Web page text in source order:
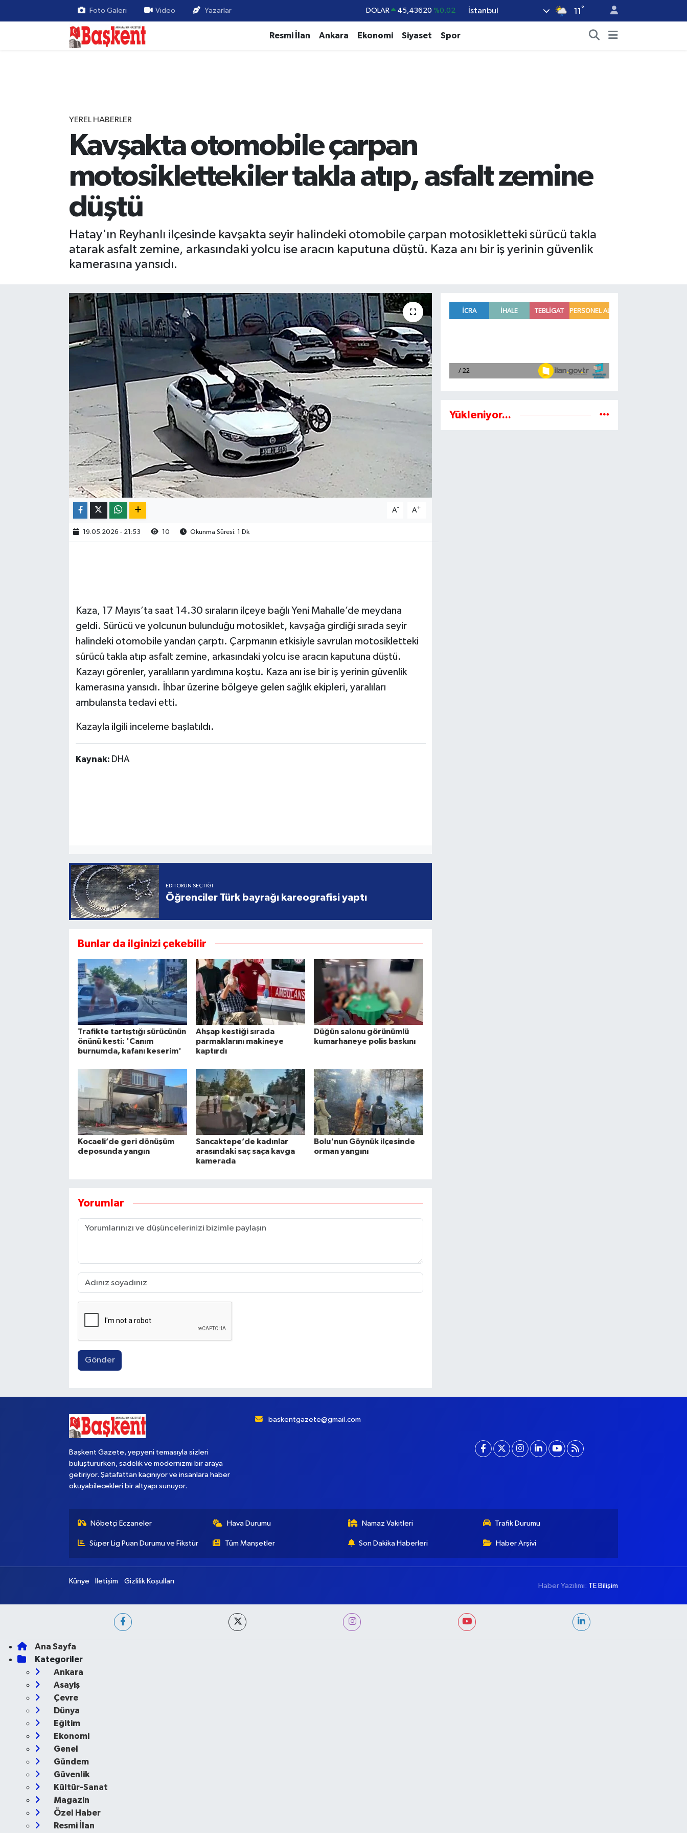
Foto Galeri Video Yazarlar DOLAR 45,43620 %0.02 İstanbul 11 °
Resmi İlan Ankara Ekonomi Siyaset Spor
YEREL HABERLER
Kavşakta otomobile çarpan
motosiklettekiler takla atıp, asfalt zemine
düştü
Hatay'ın Reyhanlı ilçesinde kavşakta seyir halindeki otomobile çarpan motosikletteki sürücü takla
atarak asfalt zemine, arkasındaki yolcu ise aracın kaputuna düştü. Kaza anı bir iş yerinin güvenlik
kamerasına yansıdı.
A- A+
19.05.2026 - 21:53 10 Okunma Süresi: 1 Dk
Kaza, 17 Mayıs’ta saat 14.30 sıraların ilçeye bağlı Yeni Mahalle’de meydana
geldi. Sürücü ve yolcunun bulunduğu motosiklet, kavşağa girdiği sırada seyir
halindeki otomobile yandan çarptı. Çarpmanın etkisiyle savrulan motosikletteki
sürücü takla atıp asfalt zemine, arkasındaki yolcu ise aracın kaputuna düştü.
Kazayı görenler, yaralıların yardımına koştu. Kaza anı ise bir iş yerinin güvenlik
kamerasına yansıdı. İhbar üzerine bölgeye gelen sağlık ekipleri, yaralıları
ambulansta tedavi etti.
Kazayla ilgili inceleme başlatıldı.
Kaynak: DHA
EDITÖRÜN SEÇTIĞI
Öğrenciler Türk bayrağı kareografisi yaptı
Bunlar da ilginizi çekebilir
Trafikte tartıştığı sürücünün
önünü kesti: 'Canım
burnumda, kafanı keserim'
Ahşap kestiği sırada
parmaklarını makineye
kaptırdı
Düğün salonu görünümlü
kumarhaneye polis baskını
Kocaeli’de geri dönüşüm
deposunda yangın
Sancaktepe’de kadınlar
arasındaki saç saça kavga
kamerada
Bolu'nun Göynük ilçesinde
orman yangını
Yorumlar
Gönder
Yükleniyor...
Başkent Gazete, yepyeni temasıyla sizleri
buluştururken, sadelik ve modernizmi bir araya
getiriyor. Şatafattan kaçınıyor ve insanlara haber
okuyabilecekleri bir altyapı sunuyor.
baskentgazete@gmail.com
Nöbetçi Eczaneler Hava Durumu Namaz Vakitleri Trafik Durumu
Süper Lig Puan Durumu ve Fikstür Tüm Manşetler Son Dakika Haberleri Haber Arşivi
Künye İletişim Gizlilik Koşulları
Haber Yazılımı: TE Bilişim
Ana Sayfa
Kategoriler
Ankara
Asayiş
Çevre
Dünya
Eğitim
Ekonomi
Genel
Gündem
Güvenlik
Kültür-Sanat
Magazin
Özel Haber
Resmi İlan